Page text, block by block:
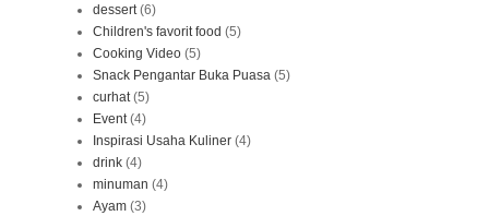
dessert (6)
Children's favorit food (5)
Cooking Video (5)
Snack Pengantar Buka Puasa (5)
curhat (5)
Event (4)
Inspirasi Usaha Kuliner (4)
drink (4)
minuman (4)
Ayam (3)